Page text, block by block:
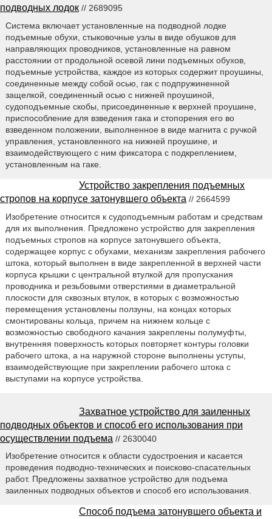
подводных лодок // 2689095
Система включает установленные на подводной лодке
подъемные обухи, стыковочные узлы в виде обушков для
направляющих проводников, установленные на равном
расстоянии от продольной осевой лини подъемных обухов,
подъемные устройства, каждое из которых содержит проушины,
соединенные между собой осью, гак с подпружиненной
защелкой, соединенный осью с нижней проушиной,
судоподъемные скобы, присоединенные к верхней проушине,
приспособление для взведения гака и стопорения его во
взведенном положении, выполненное в виде магнита с ручкой
управления, установленного на нижней проушине, и
взаимодействующего с ним фиксатора с подкреплением,
установленным на гаке.
Устройство закрепления подъемных
стропов на корпусе затонувшего объекта // 2664599
Изобретение относится к судоподъемным работам и средствам
для их выполнения. Предложено устройство для закрепления
подъемных стропов на корпусе затонувшего объекта,
содержащее корпус с обухами, механизм закрепления рабочего
штока, который выполнен в виде закрепленной в верхней части
корпуса крышки с центральной втулкой для пропускания
проводника и резьбовыми отверстиями в диаметральной
плоскости для сквозных втулок, в которых с возможностью
перемещения установлены ползуны, на концах которых
смонтированы кольца, причем на нижнем кольце с
возможностью свободного качания закреплены полумуфты,
внутренняя поверхность которых повторяет контуры головки
рабочего штока, а на наружной стороне выполнены уступы,
взаимодействующие при закреплении рабочего штока с
выступами на корпусе устройства.
Захватное устройство для заиленных
подводных объектов и способ его использования при
осуществлении подъема // 2630040
Изобретение относится к области судостроения и касается
проведения подводно-технических и поисково-спасательных
работ. Предложены захватное устройство для подъема
заиленных подводных объектов и способ его использования.
Способ подъема затонувшего объекта и